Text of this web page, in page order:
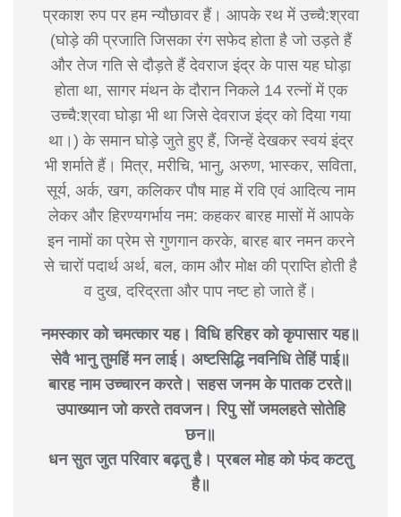
प्रकाश रुप पर हम न्यौछावर हैं। आपके रथ में उच्चै:श्रवा
(घोड़े की प्रजाति जिसका रंग सफेद होता है जो उड़ते हैं
और तेज गति से दौड़ते हैं देवराज इंद्र के पास यह घोड़ा
होता था, सागर मंथन के दौरान निकले 14 रत्नों में एक
उच्चै:श्रवा घोड़ा भी था जिसे देवराज इंद्र को दिया गया
था।) के समान घोड़े जुते हुए हैं, जिन्हें देखकर स्वयं इंद्र
भी शर्माते हैं। मित्र, मरीचि, भानु, अरुण, भास्कर, सविता,
सूर्य, अर्क, खग, कलिकर पौष माह में रवि एवं आदित्य नाम
लेकर और हिरण्यगर्भाय नम: कहकर बारह मासों में आपके
इन नामों का प्रेम से गुणगान करके, बारह बार नमन करने
से चारों पदार्थ अर्थ, बल, काम और मोक्ष की प्राप्ति होती है
व दुख, दरिद्रता और पाप नष्ट हो जाते हैं।
नमस्कार को चमत्कार यह। विधि हरिहर को कृपासार यह॥
सेवै भानु तुमहिं मन लाई। अष्टसिद्धि नवनिधि तेहिं पाई॥
बारह नाम उच्चारन करते। सहस जनम के पातक टरते॥
उपाख्यान जो करते तवजन। रिपु सों जमलहते सोतेहि
छन॥
धन सुत जुत परिवार बढ़तु है। प्रबल मोह को फंद कटतु
है॥